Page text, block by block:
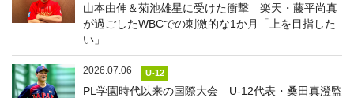
山本由伸＆菊池雄星に受けた衝撃 楽天・藤平尚真
が過ごしたWBCでの刺激的な1か月「上を目指した
い」
2026.07.06 U-12
PL学園時代以来の国際大会 U-12代表・桑田真澄監